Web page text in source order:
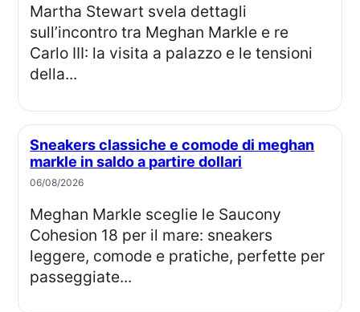
Martha Stewart svela dettagli
sull’incontro tra Meghan Markle e re
Carlo III: la visita a palazzo e le tensioni
della...
Sneakers classiche e comode di meghan
markle in saldo a partire dollari
06/08/2026
Meghan Markle sceglie le Saucony
Cohesion 18 per il mare: sneakers
leggere, comode e pratiche, perfette per
passeggiate...